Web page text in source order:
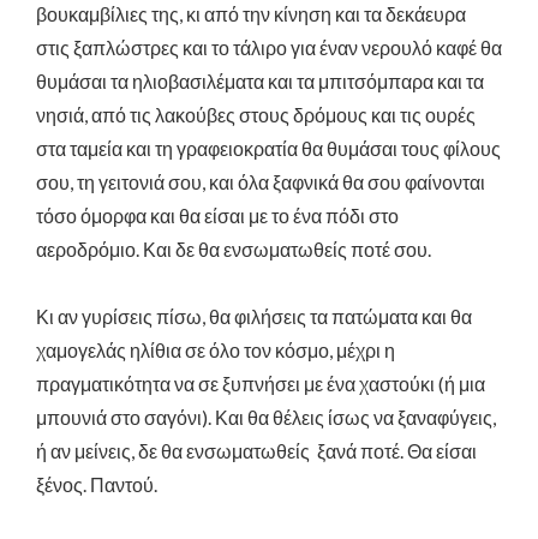
βουκαμβίλιες της, κι από την κίνηση και τα δεκάευρα
στις ξαπλώστρες και το τάλιρο για έναν νερουλό καφέ θα
θυμάσαι τα ηλιοβασιλέματα και τα μπιτσόμπαρα και τα
νησιά, από τις λακούβες στους δρόμους και τις ουρές
στα ταμεία και τη γραφειοκρατία θα θυμάσαι τους φίλους
σου, τη γειτονιά σου, και όλα ξαφνικά θα σου φαίνονται
τόσο όμορφα και θα είσαι με το ένα πόδι στο
αεροδρόμιο. Και δε θα ενσωματωθείς ποτέ σου.
Κι αν γυρίσεις πίσω, θα φιλήσεις τα πατώματα και θα
χαμογελάς ηλίθια σε όλο τον κόσμο, μέχρι η
πραγματικότητα να σε ξυπνήσει με ένα χαστούκι (ή μια
μπουνιά στο σαγόνι). Και θα θέλεις ίσως να ξαναφύγεις,
ή αν μείνεις, δε θα ενσωματωθείς ξανά ποτέ. Θα είσαι
ξένος. Παντού.